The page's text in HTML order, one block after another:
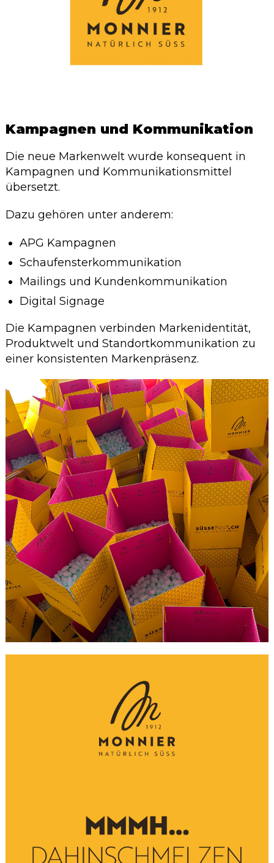
Kampagnen und Kommunikation
Die neue Markenwelt wurde konsequent in
Kampagnen und Kommunikationsmittel
übersetzt.
Dazu gehören unter anderem:
APG Kampagnen
Schaufensterkommunikation
Mailings und Kundenkommunikation
Digital Signage
Die Kampagnen verbinden Markenidentität,
Produktwelt und Standortkommunikation zu
einer konsistenten Markenpräsenz.